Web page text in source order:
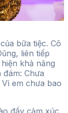
bữa tiệc. Cô
liên tiếp
khả năng
Chưa
em chưa bao